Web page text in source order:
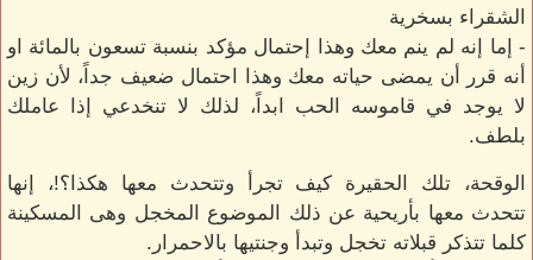
الشقراء بسخرية
- إما إنه لم ينم معك وهذا إحتمال مؤكد بنسبة تسعون بالمائة او
أنه قرر أن يمضى حياته معك وهذا احتمال ضعيف جداً، لأن زين
لا يوجد في قاموسه الحب ابداً، لذلك لا تنخدعي إذا عاملك
بلطف.
الوقحة، تلك الحقيرة كيف تجرأ وتتحدث معها هكذا؟!، إنها
تتحدث معها بأريحية عن ذلك الموضوع المخجل وهى المسكينة
كلما تتذكر قبلاته تخجل وتبدأ وجنتيها بالاحمرار.